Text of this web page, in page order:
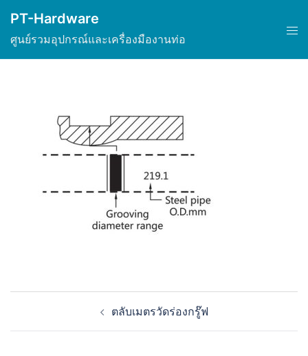
content
PT-Hardware
ศูนย์รวมอุปกรณ์และเครื่องมืองานท่อ
ตลับเมตรวัดร่องกรู๊ฟ